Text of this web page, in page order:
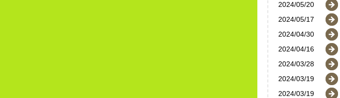
2024/05/20
2024/05/17
2024/04/30
2024/04/16
2024/03/28
2024/03/19
2024/03/19